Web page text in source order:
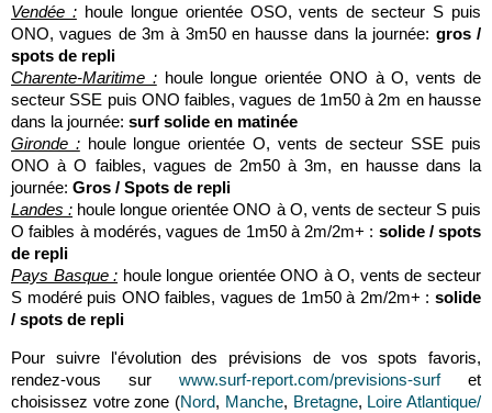
Vendée :houle longue orientée OSO, vents de secteur S puis
ONO, vagues de 3m à 3m50 en hausse dans la journée: gros /
spots de repli
Charente-Maritime :houle longue orientée ONO à O, vents de
secteur SSE puis ONO faibles, vagues de 1m50 à 2m en hausse
dans la journée: surf solide en matinée
Gironde :houle longue orientée O, vents de secteur SSE puis
ONO à O faibles, vagues de 2m50 à 3m, en hausse dans la
journée: Gros / Spots de repli
Landes : houle longue orientée ONO à O, vents de secteur S puis
O faibles à modérés, vagues de 1m50 à 2m/2m+ : solide / spots
de repli
Pays Basque : houle longue orientée ONO à O, vents de secteur
S modéré puis ONO faibles, vagues de 1m50 à 2m/2m+ : solide
/ spots de repli
Pour suivre l'évolution des prévisions de vos spots favoris,
rendez-vous sur www.surf-report.com/previsions-surfet
choisissez votre zone (Nord, Manche, Bretagne, Loire Atlantique/